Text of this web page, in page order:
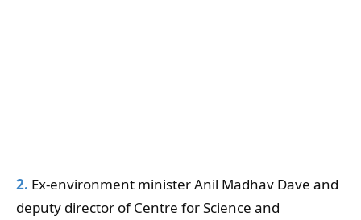
2. Ex-environment minister Anil Madhav Dave and
deputy director of Centre for Science and